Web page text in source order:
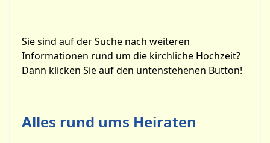
Sie sind auf der Suche nach weiteren
Informationen rund um die kirchliche Hochzeit?
Dann klicken Sie auf den untenstehenen Button!
Alles rund ums Heiraten